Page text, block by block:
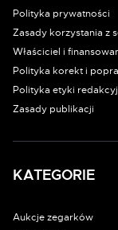
Polityka prywatności
Zasady korzystania z
Właściciel i
Polityka korekt i
Polityka etyki
Zasady publikacji
KATEGORIE
Aukcje zegarków